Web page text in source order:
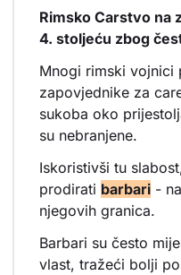
Rimsko Carstvo na
4. stoljeću zbog
Mnogi rimski vojnici
zapovjednike za
sukoba oko
su nebranjene.
Iskoristivši tu
prodirati barbari -
njegovih granica.
Barbari su često
vlast, tražeći bolji